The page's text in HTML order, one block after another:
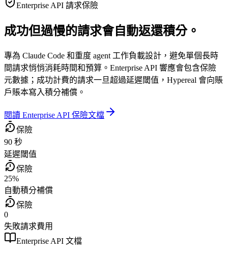
Enterprise API 請求保險
成功但過慢的請求會自動返還積分。
專為 Claude Code 和重度 agent 工作負載設計，避免單個長時
間請求悄悄消耗時間和預算。Enterprise API 響應會包含保險
元數據；成功計費的請求一旦超過延遲閾值，Hypereal 會向賬
戶賬本寫入積分補償。
閱讀 Enterprise API 保險文檔
保險
90 秒
延遲閾值
保險
25%
自動積分補償
保險
0
失敗請求費用
Enterprise API 文檔